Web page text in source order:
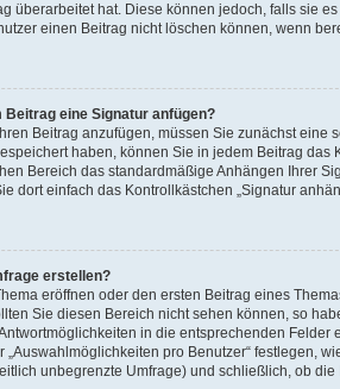
überarbeitet hat. Diese können jedoch, falls sie
einen Beitrag nicht löschen können, wenn
Beitrag eine Signatur anfügen?
Beitrag anzufügen, müssen Sie zunächst
haben, können Sie in jedem Beitrag
Bereich das standardmäßige Anhängen Ihrer
dort einfach das Kontrollkästchen „Signatur
erstellen?
eröffnen oder den ersten Beitrag eines
Sie diesen Bereich nicht sehen können, so
in die entsprechenden
„Auswahlmöglichkeiten pro Benutzer“ festlegen,
unbegrenzte Umfrage) und schließlich, ob